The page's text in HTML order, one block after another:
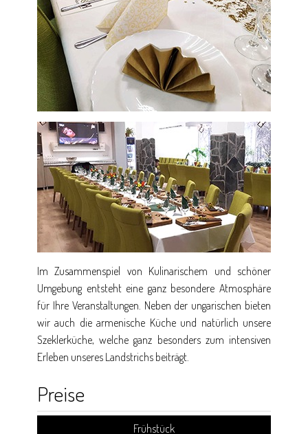
Im Zusammenspiel von Kulinarischem und schöner
Umgebung entsteht eine ganz besondere Atmosphäre
für Ihre Veranstaltungen. Neben der ungarischen bieten
wir auch die armenische Küche und natürlich unsere
Szeklerküche, welche ganz besonders zum intensiven
Erleben unseres Landstrichs beiträgt.
Preise
Frühstück